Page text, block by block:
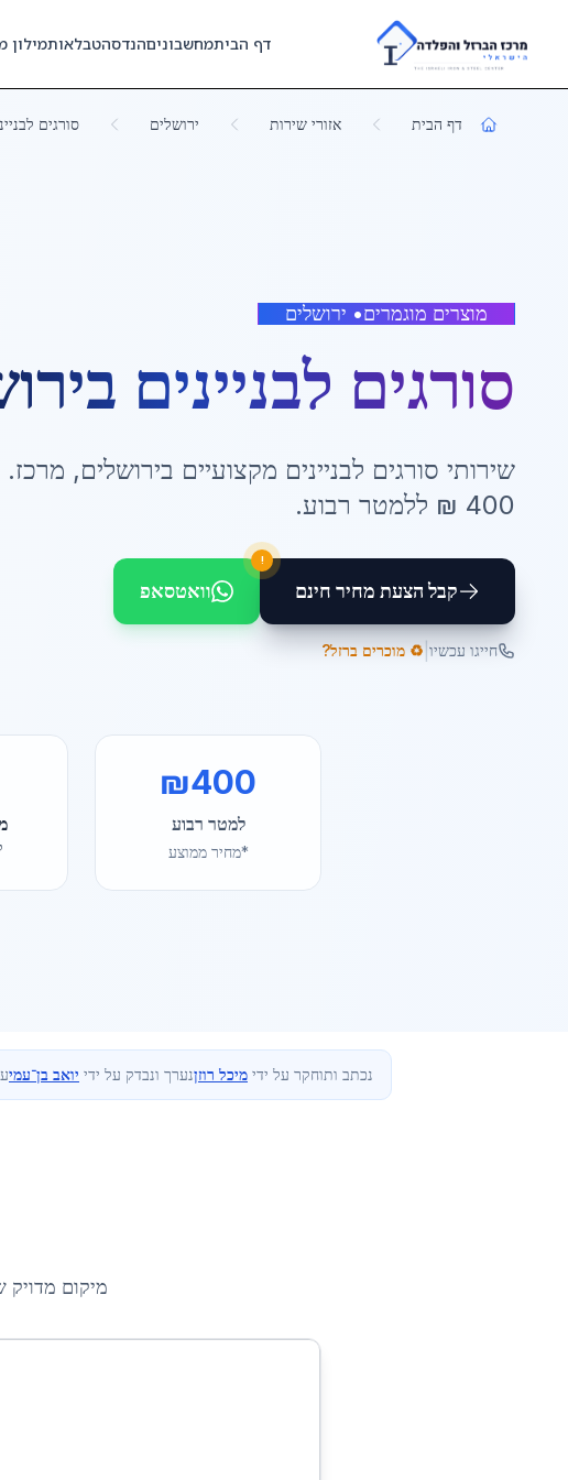
Skip to main content
דף הביתמחשבוניםהנדסהטבלאותמילון
דף הבית אזורי שירות ירושלים סורגים
מוצרים מוגמרים• ירושלים
סורגים לבניינים ב
שירותי סורגים לבניינים מקצועיים בירושלים, מרכז.
400 ₪ ללמטר רבוע.
קבל הצעת מחיר חינם
!
וואטסאפ
חייגו עכשיו ♻️ מוכרים ברזל?
₪400
למטר רבוע
*מחיר ממוצע
נכתב ותוחקר על ידי מיכל רוזןנערך ונבדק על ידי יואב בן־עמי
מיקום מדויק